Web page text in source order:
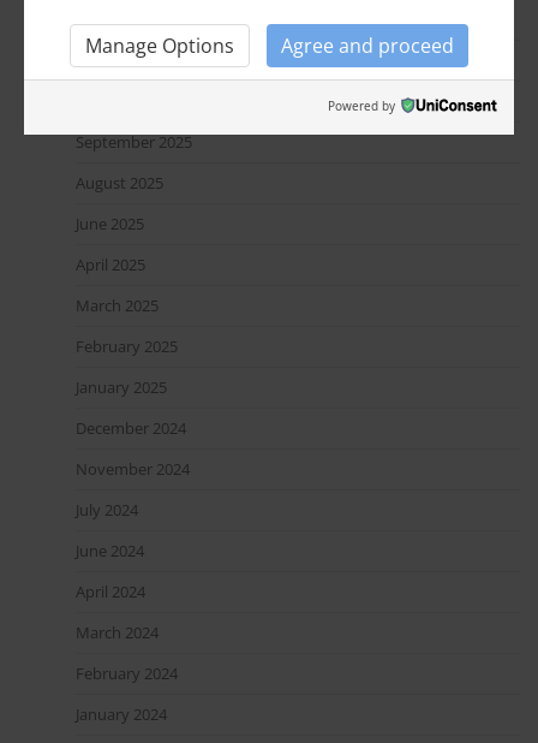
January 2026
December 2025
September 2025
August 2025
June 2025
April 2025
March 2025
February 2025
January 2025
December 2024
November 2024
July 2024
June 2024
April 2024
March 2024
February 2024
January 2024
Manage Options Agree and proceed
Powered by